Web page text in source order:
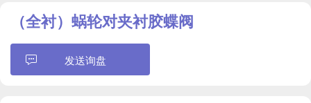
（全衬）蜗轮对夹衬胶蝶阀
发送询盘